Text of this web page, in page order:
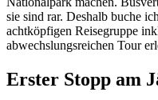
sie sind rar. Deshalb buche
achtköpfigen Reisegruppe
abwechslungsreichen Tour
Erster Stopp am